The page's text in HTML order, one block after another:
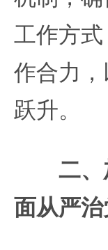
工作方
作合力
跃升。
二
面从严